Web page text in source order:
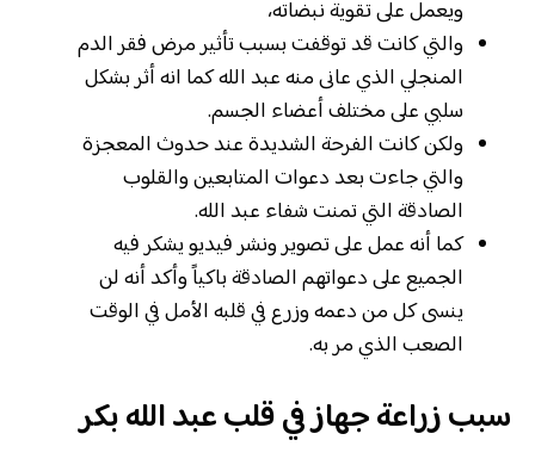
ويعمل على تقوية نبضاته،
والتي كانت قد توقفت بسبب تأثير مرض فقر الدم
المنجلي الذي عانى منه عبد الله كما انه أثر بشكل
سلبي على مختلف أعضاء الجسم.
ولكن كانت الفرحة الشديدة عند حدوث المعجزة
والتي جاءت بعد دعوات المتابعين والقلوب
الصادقة التي تمنت شفاء عبد الله.
كما أنه عمل على تصوير ونشر فيديو يشكر فيه
الجميع على دعواتهم الصادقة باكياً وأكد أنه لن
ينسى كل من دعمه وزرع في قلبه الأمل في الوقت
الصعب الذي مر به.
سبب زراعة جهاز في قلب عبد الله بكر